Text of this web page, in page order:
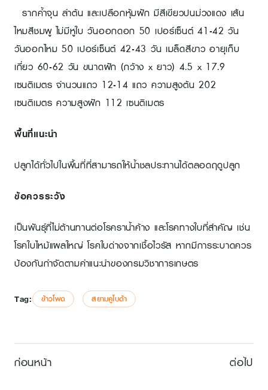
รากค้ำจุน ลำต้น และเปลือกหุ้มฝัก มีสีเขียวปนม่วงแดง เส้น
ไหมสีชมพู ไม่มีหูใบ วันออกดอก 50 เปอร์เซ็นต์ 41-42 วัน
วันออกไหม 50 เปอร์เซ็นต์ 42-43 วัน เมล็ดสีขาว อายุเก็บ
เกี่ยว 60-62 วัน ขนาดฝัก (กว้าง x ยาว) 4.5 x 17.9
เซนติเมตร จำนวนแถว 12-14 แถว ความสูงต้น 202
เซนติเมตร ความสูงฝัก 112 เซนติเมตร
พื้นที่แนะนำ
ปลูกได้ทั่วไปในพื้นที่ที่สามารถให้น้ำชลประทานได้ตลอดฤดูปลูก
ข้อควรระวัง
เป็นพันธุ์ที่ไม่ต้านทานต่อโรคราน้ำค้าง และโรคทางใบที่สำคัญ เช่น
โรคใบไหม้แผลใหญ่ โรคใบด่างจากเชื้อไวรัส หากมีการระบาดควร
ป้องกันกำจัดตามคำแนะนำของกรมวิชาการเกษตร
Tag: ข้าวโพด สยามคูโบต้า
ก่อนหน้า ต่อไป